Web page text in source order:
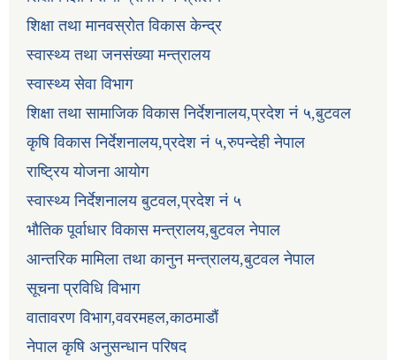
शिक्षा तथा मानवस्रोत विकास केन्द्र
स्वास्थ्य तथा जनसंख्या मन्त्रालय
स्वास्थ्य सेवा विभाग
शिक्षा तथा सामाजिक विकास निर्देशनालय,प्रदेश नं ५,बुटवल
कृषि विकास निर्देशनालय,प्रदेश नं ५,रुपन्देही नेपाल
राष्ट्रिय योजना आयोग
स्वास्थ्य निर्देशनालय बुटवल,प्रदेश नं ५
भौतिक पूर्वाधार विकास मन्त्रालय,बुटवल नेपाल
आन्तरिक मामिला तथा कानुन मन्त्रालय,बुटवल नेपाल
सूचना प्रविधि विभाग
वातावरण विभाग,ववरमहल,काठमाडौं
नेपाल कृषि अनुसन्धान परिषद